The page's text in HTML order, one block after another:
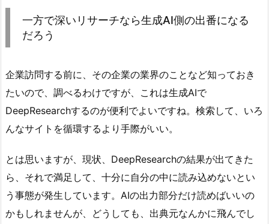
一方で深いリサーチなら生成AI側の出番になる
だろう
企業訪問する前に、その企業の業界のことなど知っておき
たいので、調べるわけですが、これは生成AIで
DeepResearchするのが便利でよいですね。検索して、いろ
んなサイトを循環するより手際がいい。
とは思いますが、現状、DeepResearchの結果が出てきた
ら、それで満足して、十分に自分の中に読み込めないとい
う事態が発生しています。AIの出力部分だけ読めばいいの
かもしれませんが、どうしても、出典元なんかに飛んでし